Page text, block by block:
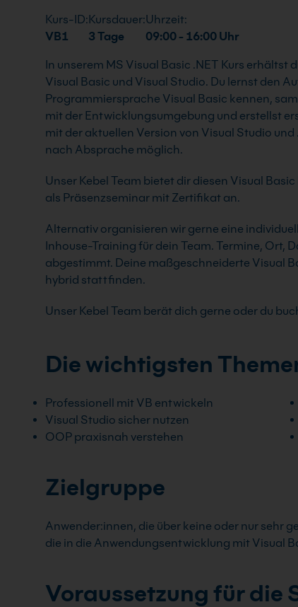
Kurs-ID:
VB1
Kursdauer:
3 Tage
Uhrzeit:
09:00 - 16:00 Uhr
In unserem MS Visual Basic .NET Kurs
Visual Basic und Visual Studio. Du lernst den
Programmiersprache Visual Basic kennen,
mit der Entwicklungsumgebung und erstellst
mit der aktuellen Version von Visual Studio
nach Absprache möglich.
Unser Kebel Team bietet dir diesen Visual
als Präsenzseminar mit Zertifikat an.
Alternativ organisieren wir gerne eine
Inhouse-Training für dein Team. Termine, Ort,
abgestimmt. Deine maßgeschneiderte Visual
hybrid stattfinden.
Unser Kebel Team berät dich gerne oder du
Die wichtigsten
Professionell mit VB entwickeln
Visual Studio sicher nutzen
OOP praxisnah verstehen
Zielgruppe
Anwender:innen, die über keine oder nur sehr
die in die Anwendungsentwicklung mit Visual
Voraussetzung für die